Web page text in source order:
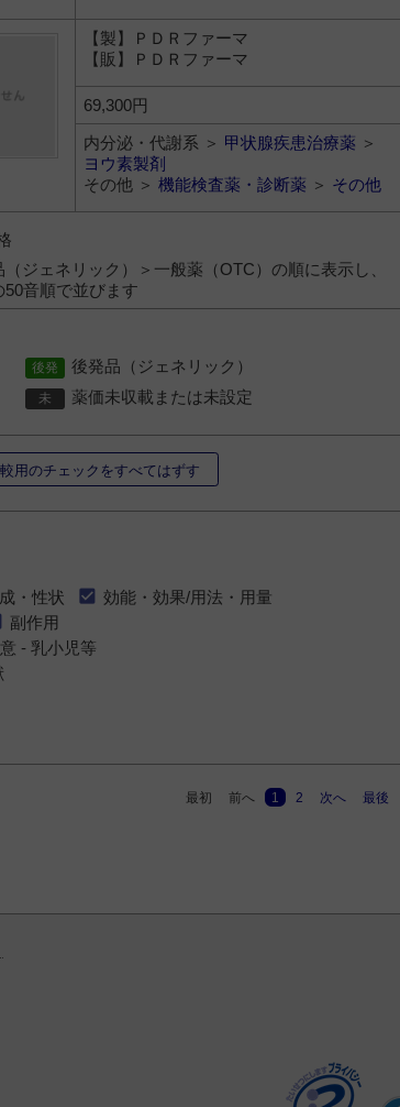
【製】ＰＤＲファーマ
【販】ＰＤＲファーマ
69,300円
内分泌・代謝系 ＞ 甲状腺疾患治療薬 ＞
ヨウ素製剤
その他 ＞ 機能検査薬・診断薬 ＞ その他
ジェネリック）＞一般薬（OTC）の順に表示し、
音順で並びます
後発品（ジェネリック）
薬価未収載または未設定
用のチェックをすべてはずす
・性状
効能・効果/用法・用量
副作用
- 乳小児等
最初 前へ 1 2 次へ 最後